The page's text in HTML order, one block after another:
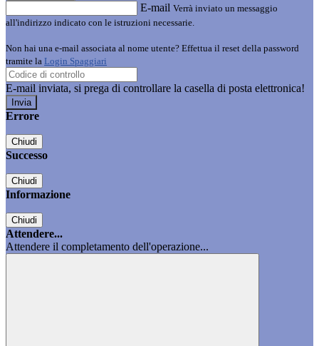
E-mail Verrà inviato un messaggio
all'indirizzo indicato con le istruzioni necessarie.
Non hai una e-mail associata al nome utente? Effettua il reset della password
tramite la Login Spaggiari
E-mail inviata, si prega di controllare la casella di posta elettronica!
Errore
Chiudi
Successo
Chiudi
Informazione
Chiudi
Attendere...
Attendere il completamento dell'operazione...